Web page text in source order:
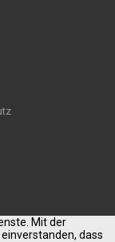
Mit der
dass